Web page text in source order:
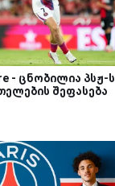
- ცნობილია პსჟ-ს
შეფასება